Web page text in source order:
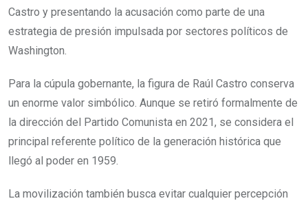
Castro y presentando la acusación como parte de una
estrategia de presión impulsada por sectores políticos de
Washington.
Para la cúpula gobernante, la figura de Raúl Castro conserva
un enorme valor simbólico. Aunque se retiró formalmente de
la dirección del Partido Comunista en 2021, se considera el
principal referente político de la generación histórica que
llegó al poder en 1959.
La movilización también busca evitar cualquier percepción